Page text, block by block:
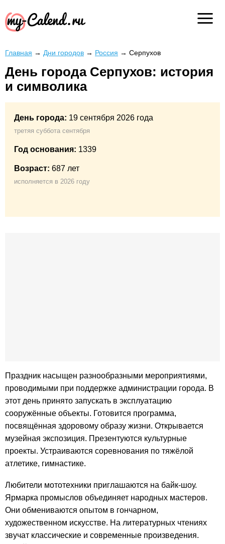
Главная → Дни городов → Россия → Серпухов
День города Серпухов: история
и символика
День города: 19 сентября 2026 года
третяя суббота сентября
Год основания: 1339
Возраст: 687 лет
исполняется в 2026 году
Праздник насыщен разнообразными мероприятиями,
проводимыми при поддержке администрации города. В
этот день принято запускать в эксплуатацию
сооружённые объекты. Готовится программа,
посвящённая здоровому образу жизни. Открывается
музейная экспозиция. Презентуются культурные
проекты. Устраиваются соревнования по тяжёлой
атлетике, гимнастике.
Любители мототехники приглашаются на байк-шоу.
Ярмарка промыслов объединяет народных мастеров.
Они обмениваются опытом в гончарном,
художественном искусстве. На литературных чтениях
звучат классические и современные произведения.